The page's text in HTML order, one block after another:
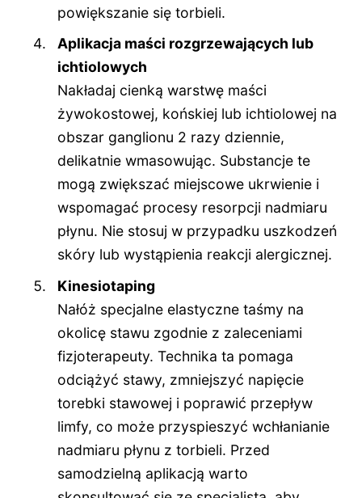
powiększanie się torbieli.
Aplikacja maści rozgrzewających lub
ichtiolowych
Nakładaj cienką warstwę maści
żywokostowej, końskiej lub ichtiolowej na
obszar ganglionu 2 razy dziennie,
delikatnie wmasowując. Substancje te
mogą zwiększać miejscowe ukrwienie i
wspomagać procesy resorpcji nadmiaru
płynu. Nie stosuj w przypadku uszkodzeń
skóry lub wystąpienia reakcji alergicznej.
Kinesiotaping
Nałóż specjalne elastyczne taśmy na
okolicę stawu zgodnie z zaleceniami
fizjoterapeuty. Technika ta pomaga
odciążyć stawy, zmniejszyć napięcie
torebki stawowej i poprawić przepływ
limfy, co może przyspieszyć wchłanianie
nadmiaru płynu z torbieli. Przed
samodzielną aplikacją warto